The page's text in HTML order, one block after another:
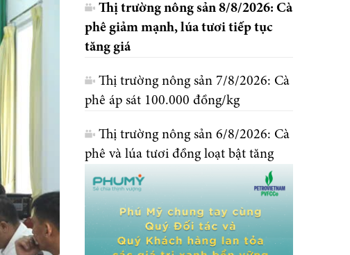
Thị trường nông sản 8/8/2026: Cà
phê giảm mạnh, lúa tươi tiếp tục
tăng giá
Thị trường nông sản 7/8/2026: Cà
phê áp sát 100.000 đồng/kg
Thị trường nông sản 6/8/2026: Cà
phê và lúa tươi đồng loạt bật tăng